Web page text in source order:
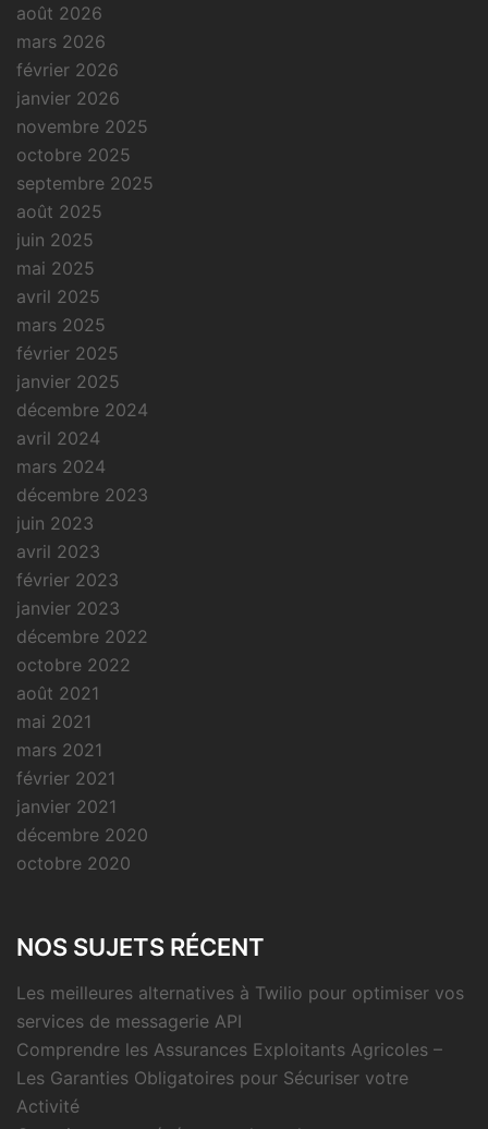
août 2026
mars 2026
février 2026
janvier 2026
novembre 2025
octobre 2025
septembre 2025
août 2025
juin 2025
mai 2025
avril 2025
mars 2025
février 2025
janvier 2025
décembre 2024
avril 2024
mars 2024
décembre 2023
juin 2023
avril 2023
février 2023
janvier 2023
décembre 2022
octobre 2022
août 2021
mai 2021
mars 2021
février 2021
janvier 2021
décembre 2020
octobre 2020
NOS SUJETS RÉCENT
Les meilleures alternatives à Twilio pour optimiser vos
services de messagerie API
Comprendre les Assurances Exploitants Agricoles –
Les Garanties Obligatoires pour Sécuriser votre
Activité